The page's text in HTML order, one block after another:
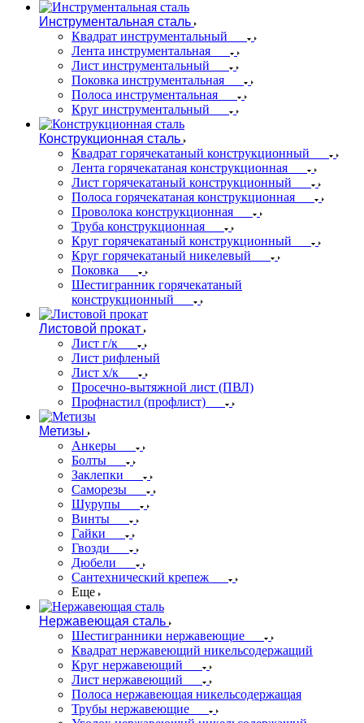
Инструментальная сталь
Квадрат инструментальный
Лента инструментальная
Лист инструментальный
Поковка инструментальная
Полоса инструментальная
Круг инструментальный
Конструкционная сталь
Квадрат горячекатаный конструкционный
Лента горячекатаная конструкционная
Лист горячекатаный конструкционный
Полоса горячекатаная конструкционная
Проволока конструкционная
Труба конструкционная
Круг горячекатаный конструкционный
Круг горячекатаный никелевый
Поковка
Шестигранник горячекатаный
конструкционный
Листовой прокат
Лист г/к
Лист рифленый
Лист х/к
Просечно-вытяжной лист (ПВЛ)
Профнастил (профлист)
Метизы
Анкеры
Болты
Заклепки
Саморезы
Шурупы
Винты
Гайки
Гвозди
Дюбели
Сантехнический крепеж
Еще
Нержавеющая сталь
Шестигранники нержавеющие
Квадрат нержавеющий никельсодержащий
Круг нержавеющий
Лист нержавеющий
Полоса нержавеющая никельсодержащая
Трубы нержавеющие